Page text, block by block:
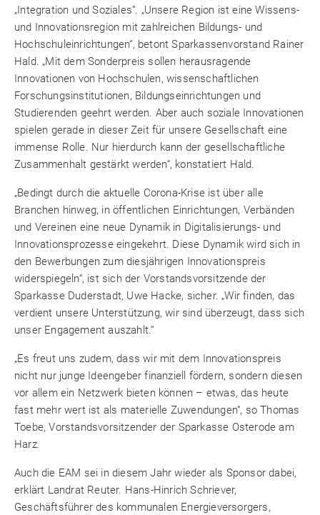
„Integration und Soziales“. „Unsere Region ist eine Wissens-
und Innovationsregion mit zahlreichen Bildungs- und
Hochschuleinrichtungen“, betont Sparkassenvorstand Rainer
Hald. „Mit dem Sonderpreis sollen herausragende
Innovationen von Hochschulen, wissenschaftlichen
Forschungsinstitutionen, Bildungseinrichtungen und
Studierenden geehrt werden. Aber auch soziale Innovationen
spielen gerade in dieser Zeit für unsere Gesellschaft eine
immense Rolle. Nur hierdurch kann der gesellschaftliche
Zusammenhalt gestärkt werden“, konstatiert Hald.
„Bedingt durch die aktuelle Corona-Krise ist über alle
Branchen hinweg, in öffentlichen Einrichtungen, Verbänden
und Vereinen eine neue Dynamik in Digitalisierungs- und
Innovationsprozesse eingekehrt. Diese Dynamik wird sich in
den Bewerbungen zum diesjährigen Innovationspreis
widerspiegeln“, ist sich der Vorstandsvorsitzende der
Sparkasse Duderstadt, Uwe Hacke, sicher. „Wir finden, das
verdient unsere Unterstützung, wir sind überzeugt, dass sich
unser Engagement auszahlt.“
„Es freut uns zudem, dass wir mit dem Innovationspreis
nicht nur junge Ideengeber finanziell fördern, sondern diesen
vor allem ein Netzwerk bieten können – etwas, das heute
fast mehr wert ist als materielle Zuwendungen“, so Thomas
Toebe, Vorstandsvorsitzender der Sparkasse Osterode am
Harz.
Auch die EAM sei in diesem Jahr wieder als Sponsor dabei,
erklärt Landrat Reuter. Hans-Hinrich Schriever,
Geschäftsführer des kommunalen Energieversorgers,